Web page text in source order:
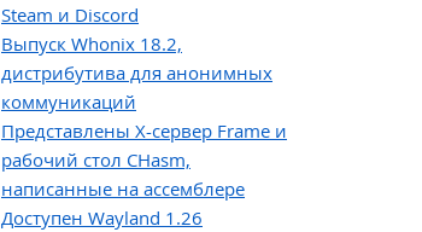
Steam и Discord
Выпуск Whonix 18.2,
дистрибутива для анонимных
коммуникаций
Представлены X-сервер Frame и
рабочий стол CHasm,
написанные на ассемблере
Доступен Wayland 1.26